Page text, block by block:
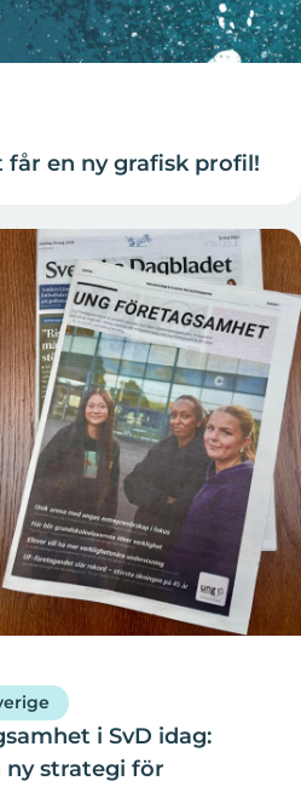
får en ny grafisk profil!
i SvD idag:
ny strategi för